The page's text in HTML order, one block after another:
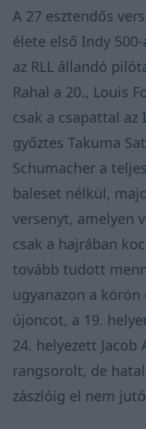
A 27 esztendős
élete első Indy
az RLL állandó
Rahal a 20., Louis
csak a csapattal az
győztes Takuma
Schumacher a
baleset nélkül,
versenyt, amelyen
csak a hajrában
tovább tudott
ugyanazon a
újoncot, a 19.
24. helyezett Jacob
rangsorolt, de
zászlóig el nem